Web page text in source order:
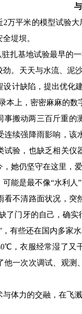
2万平米的模型试验大
堤坝。
驻扎基地试验最早的
劲。 天天与水流、泥
计缺陷，提出优化
本上，密密麻麻的数
事搬动两三百斤重的
连续强降雨影响，该
试验，也缺乏相关仪
她仍坚守在这里，
可能是最不像“水利人
看不清路面状况，突
了门牙的自己，确
，有些还在国内多家
℃，衣服经常湿了又
他一次次调试、观测
体力的交融， 在飞